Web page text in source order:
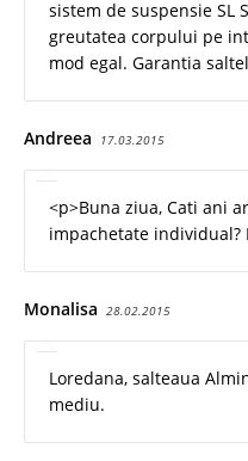
sistem de suspensie SL
greutatea corpului pe
mod egal. Garantia
Andreea 17.03.2015
<p>Buna ziua, Cati ani
impachetate individual?
Monalisa 28.02.2015
Loredana, salteaua
mediu.